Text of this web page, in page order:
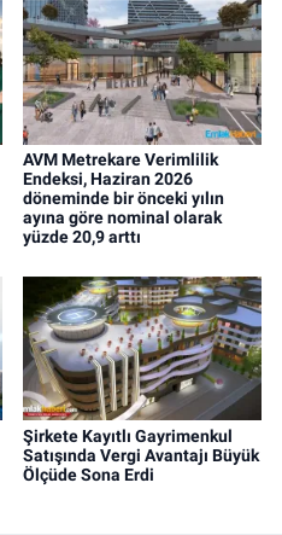
AVM Metrekare Verimlilik
Endeksi, Haziran 2026
döneminde bir önceki yılın
ayına göre nominal olarak
yüzde 20,9 arttı
Şirkete Kayıtlı Gayrimenkul
Satışında Vergi Avantajı Büyük
Ölçüde Sona Erdi